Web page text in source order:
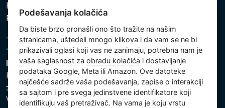
Politika zaštite ličnih i drugih obrađivanih podataka
Politika kolačića
Intex Trading, s.r.o.
Hradecká 2526/3
130 00 Praha 3
Vinohrady - Česká republika
Podešavanja kolačića
Da biste brzo pronašli ono što tražite na našim
stranicama, uštedeli mnogo klikova i da vam se ne bi
prikazivali oglasi koji vas ne zanimaju, potrebna nam je
vaša saglasnost zaobradu kolačića i dostavljanje
podataka Google, Meta ili Amazon. Ove datoteke
najčešće sadrže vaša podešavanja, zapise o interakciji
sa sajtom i pre svega jedinstvene identifikatore koji
identifikuju vaš pretraživač. Na vama je koju vrstu